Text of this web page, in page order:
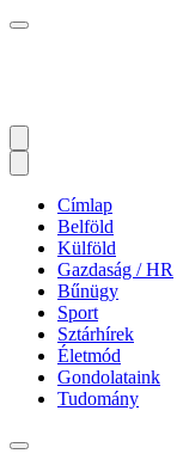
Címlap
Belföld
Külföld
Gazdaság / HR
Bűnügy
Sport
Sztárhírek
Életmód
Gondolataink
Tudomány